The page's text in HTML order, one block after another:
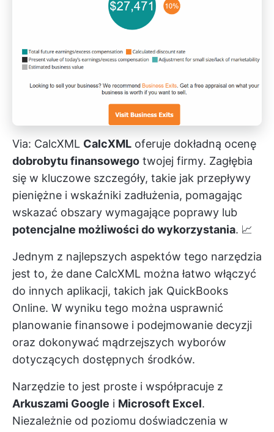
Via: CalcXML CalcXML oferuje dokładną ocenę
dobrobytu finansowego twojej firmy. Zagłębia
się w kluczowe szczegóły, takie jak przepływy
pieniężne i wskaźniki zadłużenia, pomagając
wskazać obszary wymagające poprawy lub
potencjalne możliwości do wykorzystania. 📈
Jednym z najlepszych aspektów tego narzędzia
jest to, że dane CalcXML można łatwo włączyć
do innych aplikacji, takich jak QuickBooks
Online. W wyniku tego można usprawnić
planowanie finansowe i podejmowanie decyzji
oraz dokonywać mądrzejszych wyborów
dotyczących dostępnych środków.
Narzędzie to jest proste i współpracuje z
Arkuszami Google i Microsoft Excel.
Niezależnie od poziomu doświadczenia w